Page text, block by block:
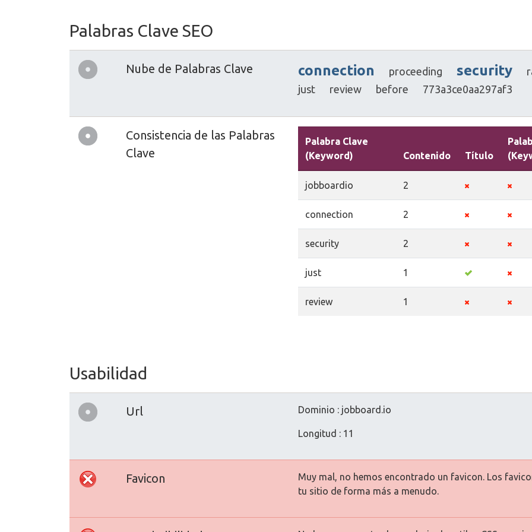
Palabras Clave SEO
Nube de Palabras Clave connection proceeding security
just review before 773a3ce0aa297af3
Consistencia de las Palabras
Clave
Palabra Clave
(Keyword)
Contenido Título
jobboardio 2
connection 2
security 2
just 1
review 1
Usabilidad
Url Dominio : jobboard.io
Longitud : 11
Favicon
Muy mal, no hemos encontrado un favicon. Los
tu sitio de forma más a menudo.